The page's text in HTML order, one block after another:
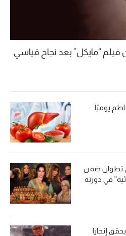
فيلم “مايكل” بعد نجاح قياسي
يوميًا
تطوان ضمن
في دورته
إنجازا